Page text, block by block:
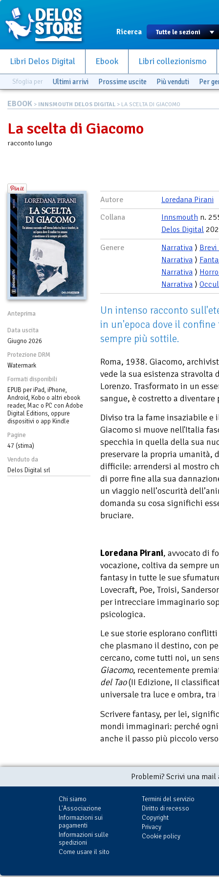
Ricerca
Libri Delos Digital Ebook Libri collezionismo
Sfoglia per Ultimi arrivi Prossime uscite Più venduti Per
EBOOK > INNSMOUTH DELOS DIGITAL > LA SCELTA DI GIACOMO
La scelta di Giacomo
racconto lungo
Anteprima
Data uscita
Giugno 2026
Protezione DRM
Watermark
Formati disponibili
EPUB per iPad, iPhone,
Android, Kobo o altri ebook
reader, Mac o PC con Adobe
Digital Editions, oppure
dispositivi o app Kindle
Pagine
47 (stima)
Venduto da
Delos Digital srl
Autore
Loredana Pirani
Collana
Innsmouth n.
Delos Digital
Genere
Narrativa ⟩ Brevi
Narrativa ⟩
Narrativa ⟩
Narrativa ⟩
Un intenso racconto
in un'epoca dove il
sempre più sottile.
Roma, 1938. Giacomo,
vede la sua esistenza
Lorenzo. Trasformato in un
sangue, è costretto a
Diviso tra la fame insaziabile e
Giacomo si muove nell'Italia
specchia in quella della sua
preservare la propria umanità,
difficile: arrendersi al mostro
di porre fine alla sua
un viaggio nell’oscurità
domanda su cosa significhi
bruciare.
Loredana Pirani, avvocato di
vocazione, coltiva da sempre
fantasy in tutte le sue
Lovecraft, Poe, Troisi,
per intrecciare immaginario
psicologica.
Le sue storie esplorano
che plasmano il destino, con
cercano, come tutti noi, un
Giacomo, recentemente
del Tao(II Edizione, II
universale tra luce e ombra,
Scrivere fantasy, per lei,
mondi immaginari: perché
anche il passo più piccolo
Problemi? Scrivi una
Chi siamo
L'Associazione
Informazioni sui
pagamenti
Informazioni sulle
spedizioni
Come usare il sito
Termini del servizio
Diritto di recesso
Copyright
Privacy
Cookie policy